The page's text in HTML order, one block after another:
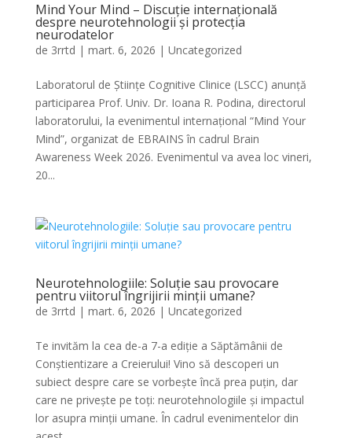
Mind Your Mind – Discuție internațională
despre neurotehnologii și protecția
neurodatelor
de 3rrtd | mart. 6, 2026 | Uncategorized
Laboratorul de Științe Cognitive Clinice (LSCC) anunță
participarea Prof. Univ. Dr. Ioana R. Podina, directorul
laboratorului, la evenimentul internațional “Mind Your
Mind”, organizat de EBRAINS în cadrul Brain
Awareness Week 2026. Evenimentul va avea loc vineri,
20...
Neurotehnologiile: Soluție sau provocare
pentru viitorul îngrijirii minții umane?
de 3rrtd | mart. 6, 2026 | Uncategorized
Te invităm la cea de-a 7-a ediție a Săptămânii de
Conștientizare a Creierului! Vino să descoperi un
subiect despre care se vorbește încă prea puțin, dar
care ne privește pe toți: neurotehnologiile și impactul
lor asupra minții umane. În cadrul evenimentelor din